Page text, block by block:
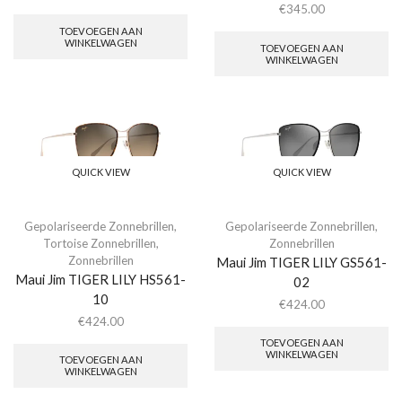
TOEVOEGEN AAN
WINKELWAGEN
€345.00
TOEVOEGEN AAN
WINKELWAGEN
QUICK VIEW
Gepolariseerde Zonnebrillen,
Tortoise Zonnebrillen,
Zonnebrillen
Maui Jim TIGER LILY HS561-
10
€424.00
TOEVOEGEN AAN
WINKELWAGEN
QUICK VIEW
Gepolariseerde Zonnebrillen,
Zonnebrillen
Maui Jim TIGER LILY GS561-
02
€424.00
TOEVOEGEN AAN
WINKELWAGEN